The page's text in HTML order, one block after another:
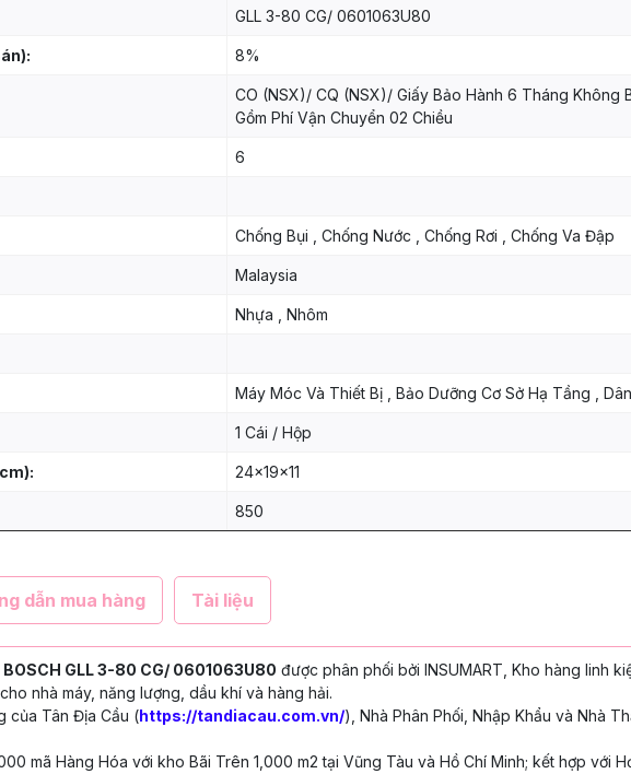
GLL 3-80 CG/ 0601063U80
8%
CO (NSX)/ CQ (NSX)/ Giấy Bảo Hành 6 Tháng Không
Gồm Phí Vận Chuyển 02 Chiều
6
Chống Bụi , Chống Nước , Chống Rơi , Chống Va Đập
Malaysia
Nhựa , Nhôm
Máy Móc Và Thiết Bị , Bảo Dưỡng Cơ Sở Hạ Tầng ,
1 Cái / Hộp
24x19x11
850
dẫn mua hàng Tài liệu
GLL 3-80 CG/ 0601063U80 được phân phối bởi INSUMART, Kho hàng linh
nhà máy, năng lượng, dầu khí và hàng hải.
của Tân Địa Cầu (https://tandiacau.com.vn/), Nhà Phân Phối, Nhập Khẩu và Nhà
mã Hàng Hóa với kho Bãi Trên 1,000 m2 tại Vũng Tàu và Hồ Chí Minh; kết hợp với